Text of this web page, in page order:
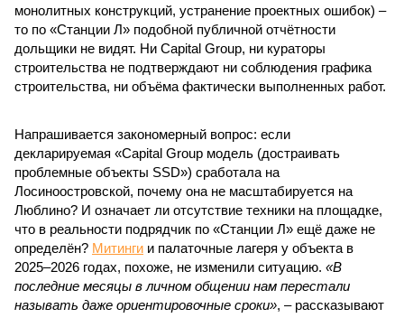
монолитных конструкций, устранение проектных ошибок) –
то по «Станции Л» подобной публичной отчётности
дольщики не видят. Ни Capital Group, ни кураторы
строительства не подтверждают ни соблюдения графика
строительства, ни объёма фактически выполненных работ.
Напрашивается закономерный вопрос: если
декларируемая «Capital Group модель (достраивать
проблемные объекты SSD») сработала на
Лосиноостровской, почему она не масштабируется на
Люблино? И означает ли отсутствие техники на площадке,
что в реальности подрядчик по «Станции Л» ещё даже не
определён? Митинги и палаточные лагеря у объекта в
2025–2026 годах, похоже, не изменили ситуацию. «В
последние месяцы в личном общении нам перестали
называть даже ориентировочные сроки», – рассказывают